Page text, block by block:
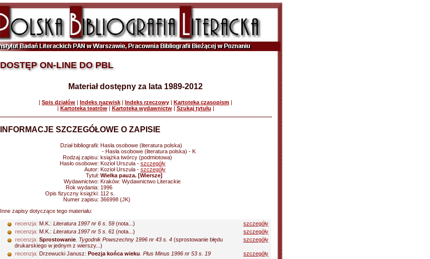
DOSTĘP ON-LINE DO PBL
Materiał dostępny za lata 1989-2012
| Spis działów | Indeks nazwisk | Indeks rzeczowy | Kartoteka czasopism |
| Kartoteka teatrów| Kartoteka wydawnictw| Szukaj tytułu |
INFORMACJE SZCZEGÓŁOWE O ZAPISIE
Dział bibliografii: Hasła osobowe (literatura polska)
- Hasła osobowe (literatura polska) - K
Rodzaj zapisu: książka twórcy (podmiotowa)
Hasło osobowe: Kozioł Urszula - szczegóły
Autor: Kozioł Urszula - szczegóły
Tytuł: Wielka pauza. [Wiersze]
Wydawnictwo: Kraków: Wydawnictwo Literackie
Rok wydania: 1996
Opis fizyczny książki: 112 s.
Numer zapisu: 366998 (JK)
Inne zapisy dotyczące tego materiału:
recenzja: M.K.: Literatura 1997 nr 6 s. 59 (nota...)
szczegóły
recenzja: M.K.: Literatura 1997 nr 5 s. 61 (nota...)
szczegóły
recenzja: Sprostowanie Tygodnik Powszechny 1996 nr 43 s. 4 (sprostowanie błędu
drukarskiego w jednym z wierszy...)
szczegóły
recenzja: Drzewucki Janusz: Poezja końca wieku Plus Minus 1996 nr 53 s. 19
szczegóły